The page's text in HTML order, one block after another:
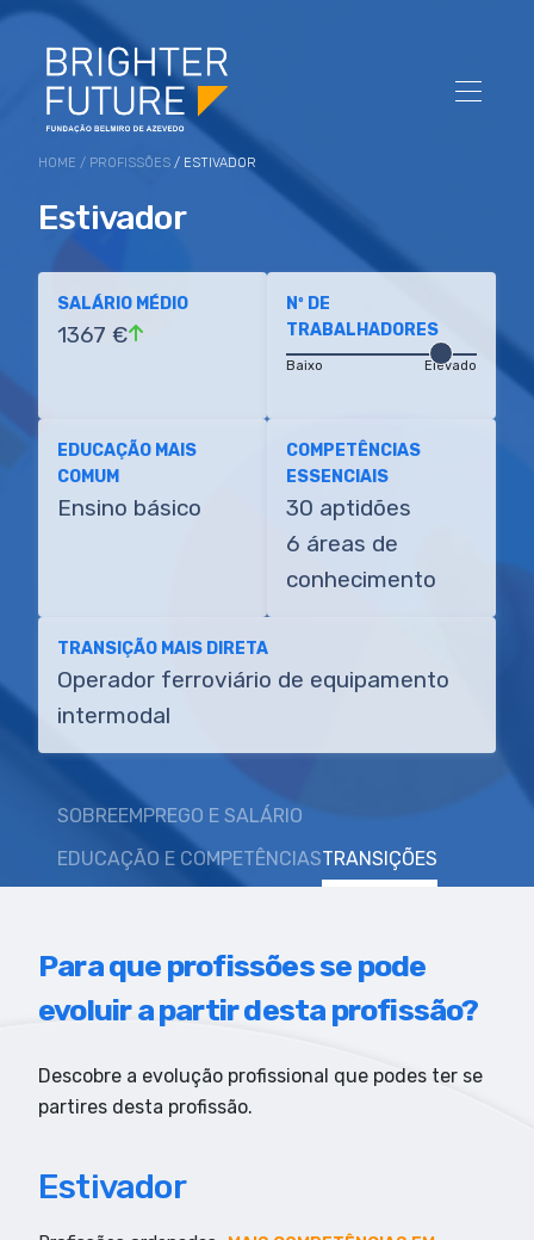
HOME / PROFISSÕES / ESTIVADOR
Estivador
SALÁRIO MÉDIO
1367 €
Nº DE
TRABALHADORES
Baixo Elevado
EDUCAÇÃO MAIS
COMUM
Ensino básico
COMPETÊNCIAS
ESSENCIAIS
30 aptidões
6 áreas de
conhecimento
TRANSIÇÃO MAIS DIRETA
Operador ferroviário de equipamento
intermodal
SOBREEMPREGO E SALÁRIO
EDUCAÇÃO E COMPETÊNCIASTRANSIÇÕES
Para que profissões se pode
evoluir a partir desta profissão?
Descobre a evolução profissional que podes ter se
partires desta profissão.
Estivador